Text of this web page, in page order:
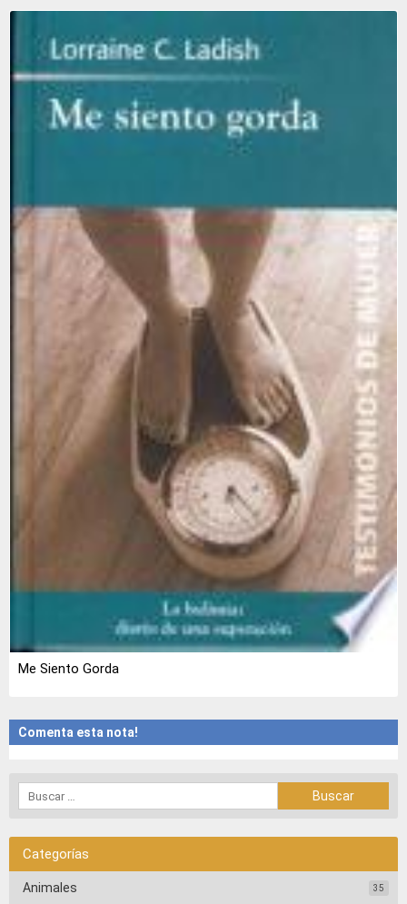
Me Siento Gorda
Comenta esta nota!
Categorías
Animales 35